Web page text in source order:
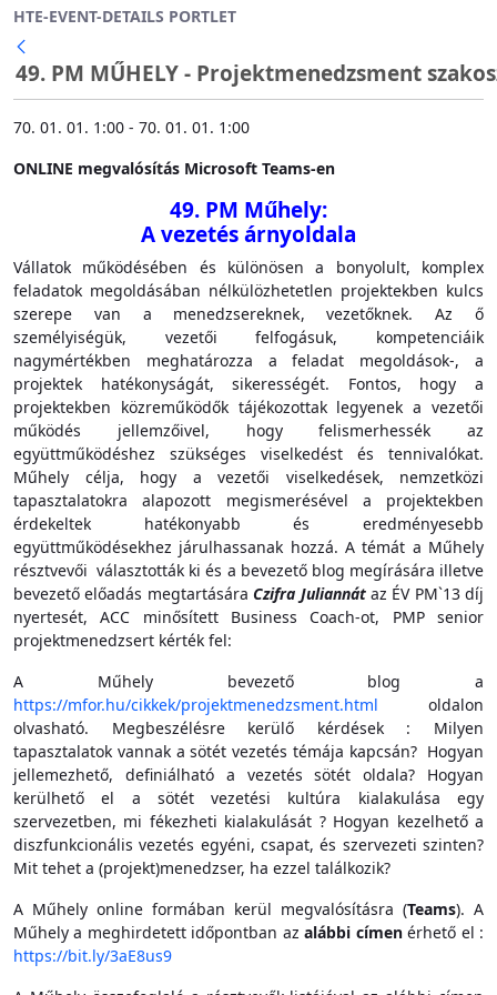
Ugrás a fő tartalomhoz
HTE-EVENT-DETAILS PORTLET
Vissza
49. PM MŰHELY - Projektmenedzsment
70. 01. 01. 1:00 - 70. 01. 01. 1:00
ONLINE megvalósítás Microsoft Teams-en
49. PM Műhely:
A vezetés árnyoldala
Vállatok működésében és különösen a bonyolult, komplex
feladatok megoldásában nélkülözhetetlen projektekben kulcs
szerepe van a menedzsereknek, vezetőknek. Az ő
személyiségük, vezetői felfogásuk, kompetenciáik
nagymértékben meghatározza a feladat megoldások-, a
projektek hatékonyságát, sikerességét. Fontos, hogy a
projektekben közreműködők tájékozottak legyenek a vezetői
működés jellemzőivel, hogy felismerhessék az
együttműködéshez szükséges viselkedést és tennivalókat.
Műhely célja, hogy a vezetői viselkedések, nemzetközi
tapasztalatokra alapozott megismerésével a projektekben
érdekeltek hatékonyabb és eredményesebb
együttműködésekhez járulhassanak hozzá. A témát a Műhely
résztvevői választották ki és a bevezető blog megírására illetve
bevezető előadás megtartásáraCzifra Juliannátaz ÉV PM`13 díj
nyertesét, ACC minősített Business Coach-ot, PMP senior
projektmenedzsert kérték fel:
A Műhely bevezető blog a
https://mfor.hu/cikkek/projektmenedzsment.html oldalon
olvasható. Megbeszélésre kerülő kérdések : Milyen
tapasztalatok vannak a sötét vezetés témája kapcsán? Hogyan
jellemezhető, definiálható a vezetés sötét oldala? Hogyan
kerülhető el a sötét vezetési kultúra kialakulása egy
szervezetben, mi fékezheti kialakulását ? Hogyan kezelhető a
diszfunkcionális vezetés egyéni, csapat, és szervezeti szinten?
Mit tehet a (projekt)menedzser, ha ezzel találkozik?
A Műhely online formában kerül megvalósításra (Teams). A
Műhely a meghirdetett időpontban azalábbi címenérhető el :
https://bit.ly/3aE8us9